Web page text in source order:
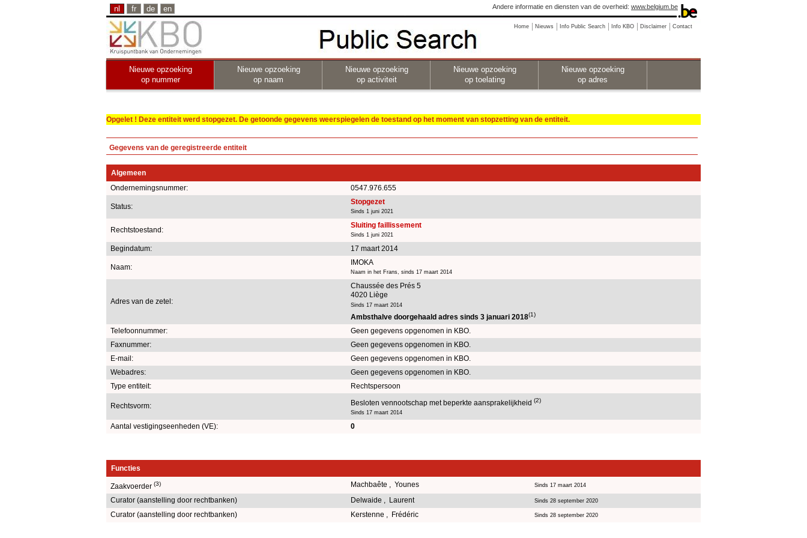
nl fr de en Andere informatie en diensten van de overheid: www.belgium.be
Home Nieuws Info Public Search Info KBO Disclaimer Contact
Nieuwe opzoeking
op nummer
Nieuwe opzoeking
op naam
Nieuwe opzoeking
op activiteit
Nieuwe opzoeking
op toelating
Nieuwe opzoeking
op adres
Opgelet ! Deze entiteit werd stopgezet. De getoonde gegevens weerspiegelen de toestand op het moment van stopzetting van de entiteit.
Gegevens van de geregistreerde entiteit
Algemeen
Ondernemingsnummer:
0547.976.655
Status:
Stopgezet
Sinds 1 juni 2021
Rechtstoestand:
Sluiting faillissement
Sinds 1 juni 2021
Begindatum: 17 maart 2014
Naam:
IMOKA
Naam in het Frans, sinds 17 maart 2014
Adres van de zetel:
Chaussée des Prés 5
4020 Liège
Sinds 17 maart 2014
Ambsthalve doorgehaald adres sinds 3 januari 2018(1)
Telefoonnummer:
Geen gegevens opgenomen in KBO.
Faxnummer:
Geen gegevens opgenomen in KBO.
E-mail:
Geen gegevens opgenomen in KBO.
Webadres:
Geen gegevens opgenomen in KBO.
Type entiteit:
Rechtspersoon
Rechtsvorm: Besloten vennootschap met beperkte aansprakelijkheid (2)
Sinds 17 maart 2014
Aantal vestigingseenheden (VE): 0
Functies
Zaakvoerder (3) Machbaête , Younes Sinds 17 maart 2014
Curator (aanstelling door rechtbanken) Delwaide , Laurent Sinds 28 september 2020
Curator (aanstelling door rechtbanken) Kerstenne , Frédéric Sinds 28 september 2020